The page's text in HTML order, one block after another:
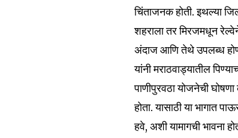
6,300
चिंताजनक होती. इथल्या
शहराला तर मिरजमधून
अंदाज आणि तेथे उपलब्ध
यांनी मराठवाड्यातील
पाणीपुरवठा योजनेची
होता. यासाठी या भागात
हवे, अशी यामागची भावना